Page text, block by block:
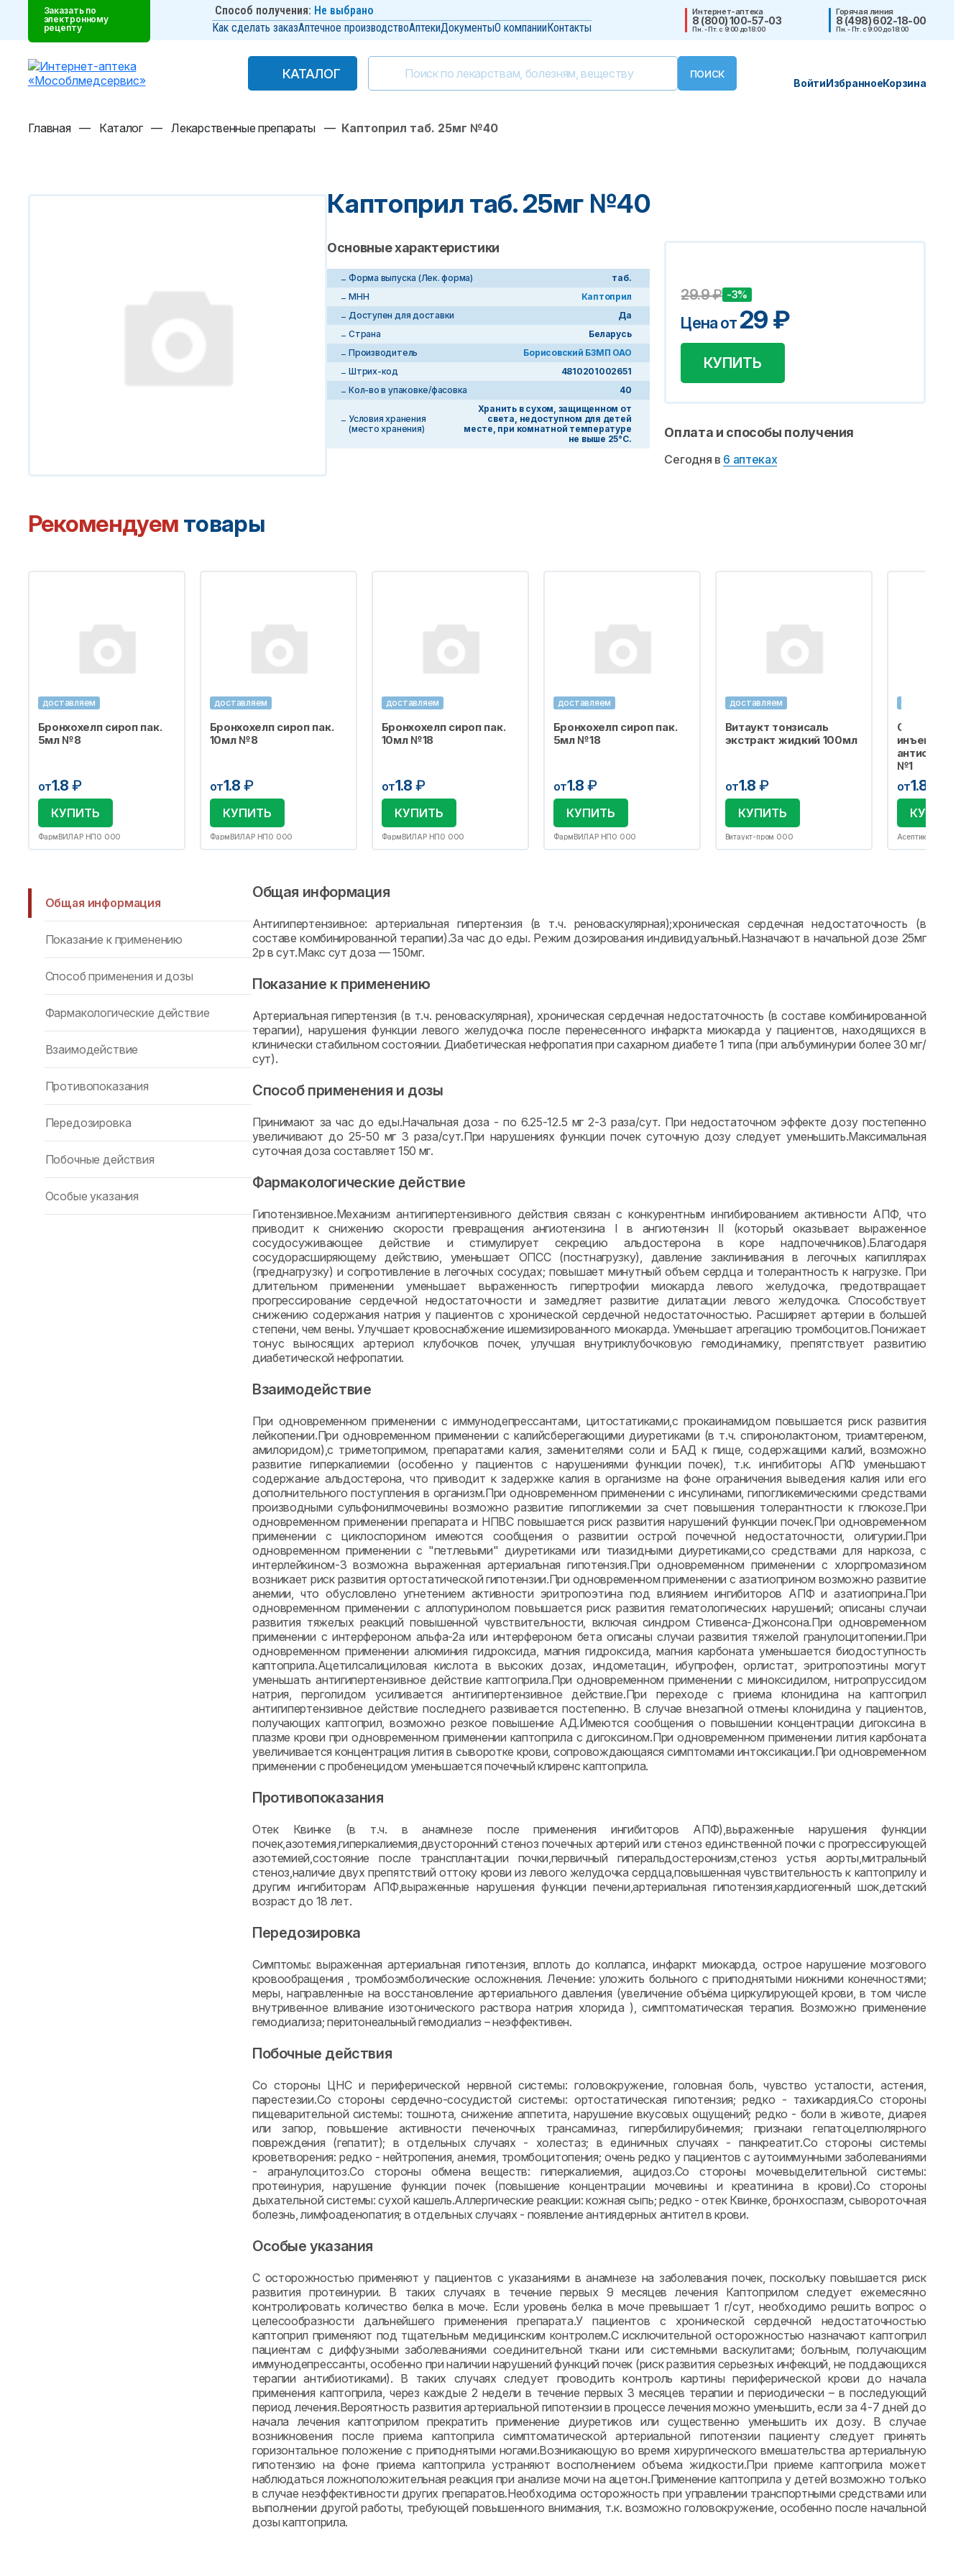
Заказать по
электронному
рецепту
Способ получения: Не выбрано
Как сделать заказАптечное производствоАптекиДокументыО компанииКонтакты
Интернет-аптека
8 (800) 100-57-03
Пн. - Пт. с 9:00 до 18:00
Горячая линия
8 (498) 602-18-00
Пн. - Пт. с 9:00 до 18:00
КАТАЛОГ
КАТАЛОГ
ВойтиИзбранноеКорзина
Главная — Каталог — Лекарственные препараты — Каптоприл таб. 25мг №40
Каптоприл таб. 25мг №40
Основные характеристики
Форма выпуска (Лек. форма)
таб.
МНН
Каптоприл
Доступен для доставки
Да
Страна
Беларусь
Производитель
Борисовский БЗМП ОАО
Штрих-код
4810201002651
Кол-во в упаковке/фасовка
40
Условия хранения
(место хранения)
Хранить в сухом, защищенном от
света, недоступном для детей
месте, при комнатной температуре
не выше 25°С.
29.9₽ -3%
Цена от29₽
КУПИТЬ
Оплата и способы получения
Сегодня в 6 аптеках
Рекомендуем товары
доставляем
Бронхохелп сироп пак.
5мл №8
от1.8 ₽
КУПИТЬ
ФармВИЛАР НПО ООО
доставляем
Бронхохелп сироп пак.
10мл №8
от1.8 ₽
КУПИТЬ
ФармВИЛАР НПО ООО
доставляем
Бронхохелп сироп пак.
10мл №18
от1.8 ₽
КУПИТЬ
ФармВИЛАР НПО ООО
доставляем
Бронхохелп сироп пак.
5мл №18
от1.8 ₽
КУПИТЬ
ФармВИЛАР НПО ООО
доставляем
Витаукт тонзисаль
экстракт жидкий 100мл
от1.8 ₽
КУПИТЬ
Витаукт-пром ООО
Салфетка
инъекций
№1
от1.8
КУПИТЬ
Асептика М.К.
Общая информация
Показание к применению
Способ применения и дозы
Фармакологические действие
Взаимодействие
Противопоказания
Передозировка
Побочные действия
Особые указания
Общая информация
Антигипертензивное: артериальная гипертензия (в т.ч. реноваскулярная);хроническая сердечная недостаточность (в
составе комбинированной терапии).За час до еды. Режим дозирования индивидуальный.Назначают в начальной дозе 25мг
2р в сут.Макс сут доза — 150мг.
Показание к применению
Артериальная гипертензия (в т.ч. реноваскулярная), хроническая сердечная недостаточность (в составе комбинированной
терапии), нарушения функции левого желудочка после перенесенного инфаркта миокарда у пациентов, находящихся в
клинически стабильном состоянии. Диабетическая нефропатия при сахарном диабете 1 типа (при альбуминурии более 30 мг/
сут).
Способ применения и дозы
Принимают за час до еды.Начальная доза - по 6.25-12.5 мг 2-3 раза/сут. При недостаточном эффекте дозу постепенно
увеличивают до 25-50 мг 3 раза/сут.При нарушениях функции почек суточную дозу следует уменьшить.Максимальная
суточная доза составляет 150 мг.
Фармакологические действие
Гипотензивное.Механизм антигипертензивного действия связан с конкурентным ингибированием активности АПФ, что
приводит к снижению скорости превращения ангиотензина I в ангиотензин II (который оказывает выраженное
сосудосуживающее действие и стимулирует секрецию альдостерона в коре надпочечников).Благодаря
сосудорасширяющему действию, уменьшает ОПСС (постнагрузку), давление заклинивания в легочных капиллярах
(преднагрузку) и сопротивление в легочных сосудах; повышает минутный объем сердца и толерантность к нагрузке. При
длительном применении уменьшает выраженность гипертрофии миокарда левого желудочка, предотвращает
прогрессирование сердечной недостаточности и замедляет развитие дилатации левого желудочка. Способствует
снижению содержания натрия у пациентов с хронической сердечной недостаточностью. Расширяет артерии в большей
степени, чем вены. Улучшает кровоснабжение ишемизированного миокарда. Уменьшает агрегацию тромбоцитов.Понижает
тонус выносящих артериол клубочков почек, улучшая внутриклубочковую гемодинамику, препятствует развитию
диабетической нефропатии.
Взаимодействие
При одновременном применении с иммунодепрессантами, цитостатиками,с прокаинамидом повышается риск развития
лейкопении.При одновременном применении с калийсберегающими диуретиками (в т.ч. спиронолактоном, триамтереном,
амилоридом),с триметопримом, препаратами калия, заменителями соли и БАД к пище, содержащими калий, возможно
развитие гиперкалиемии (особенно у пациентов с нарушениями функции почек), т.к. ингибиторы АПФ уменьшают
содержание альдостерона, что приводит к задержке калия в организме на фоне ограничения выведения калия или его
дополнительного поступления в организм.При одновременном применении с инсулинами, гипогликемическими средствами
производными сульфонилмочевины возможно развитие гипогликемии за счет повышения толерантности к глюкозе.При
одновременном применении препарата и НПВС повышается риск развития нарушений функции почек.При одновременном
применении с циклоспорином имеются сообщения о развитии острой почечной недостаточности, олигурии.При
одновременном применении с "петлевыми" диуретиками или тиазидными диуретиками,со средствами для наркоза, с
интерлейкином-3 возможна выраженная артериальная гипотензия.При одновременном применении с хлорпромазином
возникает риск развития ортостатической гипотензии.При одновременном применении с азатиоприном возможно развитие
анемии, что обусловлено угнетением активности эритропоэтина под влиянием ингибиторов АПФ и азатиоприна.При
одновременном применении с аллопуринолом повышается риск развития гематологических нарушений; описаны случаи
развития тяжелых реакций повышенной чувствительности, включая синдром Стивенса-Джонсона.При одновременном
применении с интерфероном альфа-2а или интерфероном бета описаны случаи развития тяжелой гранулоцитопении.При
одновременном применении алюминия гидроксида, магния гидроксида, магния карбоната уменьшается биодоступность
каптоприла.Ацетилсалициловая кислота в высоких дозах, индометацин, ибупрофен, орлистат, эритропоэтины могут
уменьшать антигипертензивное действие каптоприла.При одновременном применении с миноксидилом, нитропруссидом
натрия, перголидом усиливается антигипертензивное действие.При переходе с приема клонидина на каптоприл
антигипертензивное действие последнего развивается постепенно. В случае внезапной отмены клонидина у пациентов,
получающих каптоприл, возможно резкое повышение АД.Имеются сообщения о повышении концентрации дигоксина в
плазме крови при одновременном применении каптоприла с дигоксином.При одновременном применении лития карбоната
увеличивается концентрация лития в сыворотке крови, сопровождающаяся симптомами интоксикации.При одновременном
применении с пробенецидом уменьшается почечный клиренс каптоприла.
Противопоказания
Отек Квинке (в т.ч. в анамнезе после применения ингибиторов АПФ),выраженные нарушения функции
почек,азотемия,гиперкалиемия,двусторонний стеноз почечных артерий или стеноз единственной почки с прогрессирующей
азотемией,состояние после трансплантации почки,первичный гиперальдостеронизм,стеноз устья аорты,митральный
стеноз,наличие двух препятствий оттоку крови из левого желудочка сердца,повышенная чувствительность к каптоприлу и
другим ингибиторам АПФ,выраженные нарушения функции печени,артериальная гипотензия,кардиогенный шок,детский
возраст до 18 лет.
Передозировка
Симптомы: выраженная артериальная гипотензия, вплоть до коллапса, инфаркт миокарда, острое нарушение мозгового
кровообращения , тромбоэмболические осложнения. Лечение: уложить больного с приподнятыми нижними конечностями;
меры, направленные на восстановление артериального давления (увеличение объёма циркулирующей крови, в том числе
внутривенное вливание изотонического раствора натрия хлорида ), симптоматическая терапия. Возможно применение
гемодиализа; перитонеальный гемодиализ – неэффективен.
Побочные действия
Со стороны ЦНС и периферической нервной системы: головокружение, головная боль, чувство усталости, астения,
парестезии.Со стороны сердечно-сосудистой системы: ортостатическая гипотензия; редко - тахикардия.Со стороны
пищеварительной системы: тошнота, снижение аппетита, нарушение вкусовых ощущений; редко - боли в животе, диарея
или запор, повышение активности печеночных трансаминаз, гипербилирубинемия; признаки гепатоцеллюлярного
повреждения (гепатит); в отдельных случаях - холестаз; в единичных случаях - панкреатит.Со стороны системы
кроветворения: редко - нейтропения, анемия, тромбоцитопения; очень редко у пациентов с аутоиммунными заболеваниями
- агранулоцитоз.Со стороны обмена веществ: гиперкалиемия, ацидоз.Со стороны мочевыделительной системы:
протеинурия, нарушение функции почек (повышение концентрации мочевины и креатинина в крови).Со стороны
дыхательной системы: сухой кашель.Аллергические реакции: кожная сыпь; редко - отек Квинке, бронхоспазм, сывороточная
болезнь, лимфоаденопатия; в отдельных случаях - появление антиядерных антител в крови.
Особые указания
С осторожностью применяют у пациентов с указаниями в анамнезе на заболевания почек, поскольку повышается риск
развития протеинурии. В таких случаях в течение первых 9 месяцев лечения Каптоприлом следует ежемесячно
контролировать количество белка в моче. Если уровень белка в моче превышает 1 г/сут, необходимо решить вопрос о
целесообразности дальнейшего применения препарата.У пациентов с хронической сердечной недостаточностью
каптоприл применяют под тщательным медицинским контролем.С исключительной осторожностью назначают каптоприл
пациентам с диффузными заболеваниями соединительной ткани или системными васкулитами; больным, получающим
иммунодепрессанты, особенно при наличии нарушений функций почек (риск развития серьезных инфекций, не поддающихся
терапии антибиотиками). В таких случаях следует проводить контроль картины периферической крови до начала
применения каптоприла, через каждые 2 недели в течение первых 3 месяцев терапии и периодически – в последующий
период лечения.Вероятность развития артериальной гипотензии в процессе лечения можно уменьшить, если за 4-7 дней до
начала лечения каптоприлом прекратить применение диуретиков или существенно уменьшить их дозу. В случае
возникновения после приема каптоприла симптоматической артериальной гипотензии пациенту следует принять
горизонтальное положение с приподнятыми ногами.Возникающую во время хирургического вмешательства артериальную
гипотензию на фоне приема каптоприла устраняют восполнением объема жидкости.При приеме каптоприла может
наблюдаться ложноположительная реакция при анализе мочи на ацетон.Применение каптоприла у детей возможно только
в случае неэффективности других препаратов.Необходима осторожность при управлении транспортными средствами или
выполнении другой работы, требующей повышенного внимания, т.к. возможно головокружение, особенно после начальной
дозы каптоприла.